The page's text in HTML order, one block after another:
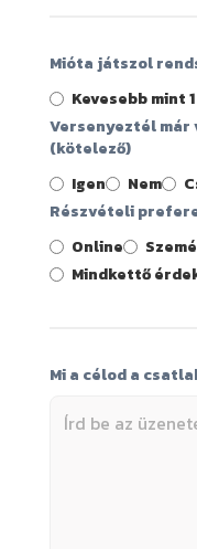
Mióta játszol
Kevesebb mint
Versenyeztél már
(kötelező)
Igen
Nem
Részvételi
Online
Mindkettő
Mi a célod a